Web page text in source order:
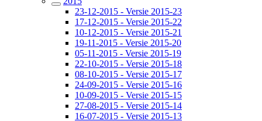
23-12-2015 - Versie 2015-23
17-12-2015 - Versie 2015-22
10-12-2015 - Versie 2015-21
19-11-2015 - Versie 2015-20
05-11-2015 - Versie 2015-19
22-10-2015 - Versie 2015-18
08-10-2015 - Versie 2015-17
24-09-2015 - Versie 2015-16
10-09-2015 - Versie 2015-15
27-08-2015 - Versie 2015-14
16-07-2015 - Versie 2015-13